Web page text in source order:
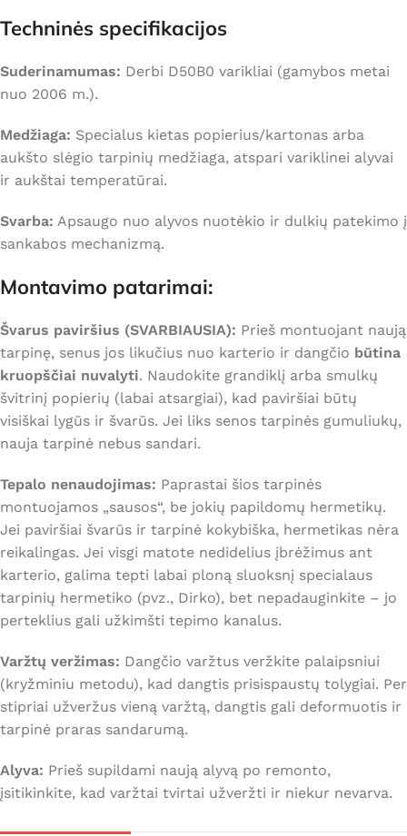
Techninės specifikacijos
Suderinamumas: Derbi D50B0 varikliai (gamybos metai
nuo 2006 m.).
Medžiaga: Specialus kietas popierius/kartonas arba
aukšto slėgio tarpinių medžiaga, atspari variklinei alyvai
ir aukštai temperatūrai.
Svarba: Apsaugo nuo alyvos nuotėkio ir dulkių patekimo į
sankabos mechanizmą.
Montavimo patarimai:
Švarus paviršius (SVARBIAUSIA): Prieš montuojant naują
tarpinę, senus jos likučius nuo karterio ir dangčio būtina
kruopščiai nuvalyti. Naudokite grandiklį arba smulkų
švitrinį popierių (labai atsargiai), kad paviršiai būtų
visiškai lygūs ir švarūs. Jei liks senos tarpinės gumuliukų,
nauja tarpinė nebus sandari.
Tepalo nenaudojimas: Paprastai šios tarpinės
montuojamos „sausos“, be jokių papildomų hermetikų.
Jei paviršiai švarūs ir tarpinė kokybiška, hermetikas nėra
reikalingas. Jei visgi matote nedidelius įbrėžimus ant
karterio, galima tepti labai ploną sluoksnį specialaus
tarpinių hermetiko (pvz., Dirko), bet nepadauginkite – jo
perteklius gali užkimšti tepimo kanalus.
Varžtų veržimas: Dangčio varžtus veržkite palaipsniui
(kryžminiu metodu), kad dangtis prisispaustų tolygiai. Per
stipriai užveržus vieną varžtą, dangtis gali deformuotis ir
tarpinė praras sandarumą.
Alyva: Prieš supildami naują alyvą po remonto,
įsitikinkite, kad varžtai tvirtai užveržti ir niekur nevarva.